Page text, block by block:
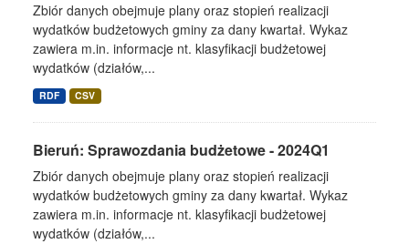
Zbiór danych obejmuje plany oraz stopień realizacji
wydatków budżetowych gminy za dany kwartał. Wykaz
zawiera m.in. informacje nt. klasyfikacji budżetowej
wydatków (działów,...
RDF CSV
Bieruń: Sprawozdania budżetowe - 2024Q1
Zbiór danych obejmuje plany oraz stopień realizacji
wydatków budżetowych gminy za dany kwartał. Wykaz
zawiera m.in. informacje nt. klasyfikacji budżetowej
wydatków (działów,...